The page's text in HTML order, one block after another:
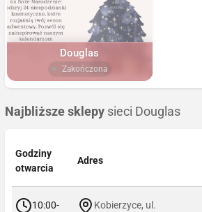
Douglas
Zakończona
Najbliższe sklepy sieci Douglas
Godziny
otwarcia
Adres
10:00-
Kobierzyce, ul.